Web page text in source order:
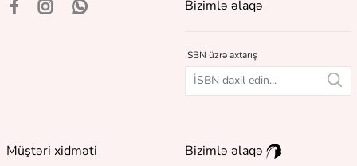
Bizimlə əlaqə
İSBN üzrə axtarış
Müştəri xidməti
Bizimlə əlaqə